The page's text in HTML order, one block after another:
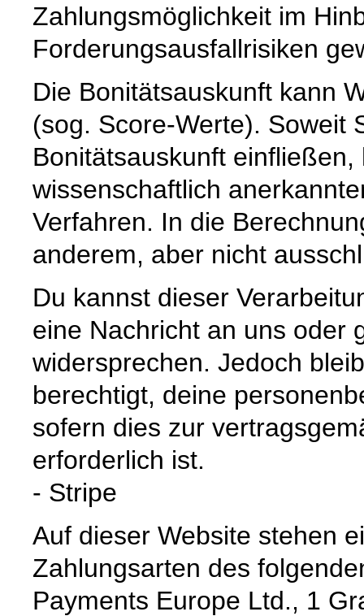
Zahlungsmöglichkeit im
Forderungsausfallrisiken
Die Bonitätsauskunft kann
(sog. Score-Werte). Soweit
Bonitätsauskunft
wissenschaftlich
Verfahren. In die
anderem, aber nicht
Du kannst dieser
eine Nachricht an uns oder
widersprechen. Jedoch
berechtigt, deine
sofern dies zur
erforderlich ist.
- Stripe
Auf dieser Website stehen
Zahlungsarten des
Payments Europe Ltd., 1